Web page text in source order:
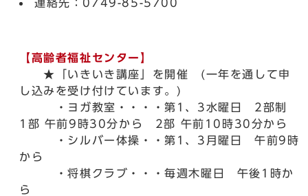
連絡先：0749-85-5700
【高齢者福祉センター】
★「いきいき講座」を開催 (一年を通して申
し込みを受け付けています。)
・ヨガ教室・・・・第1、3水曜日 2部制
1部 午前9時30分から 2部 午前10時30分から
・シルバー体操・・第1、3月曜日 午前9時
から
・将棋クラブ・・・毎週木曜日 午後1時か
ら